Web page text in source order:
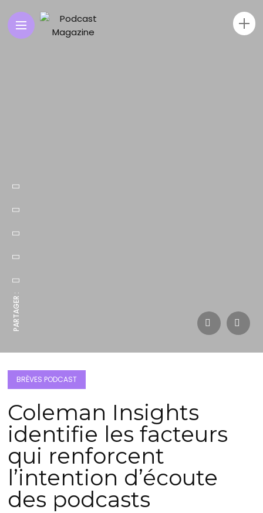
PARTAGER :
BRÈVES PODCAST
Coleman Insights
identifie les facteurs
qui renforcent
l’intention d’écoute
des podcasts